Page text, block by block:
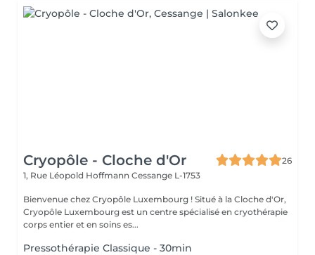
Cryopôle - Cloche d'Or
26
1, Rue Léopold Hoffmann Cessange L-1753
Bienvenue chez Cryopôle Luxembourg ! Situé à la Cloche d'Or,
Cryopôle Luxembourg est un centre spécialisé en cryothérapie
corps entier et en soins es...
Pressothérapie Classique - 30min